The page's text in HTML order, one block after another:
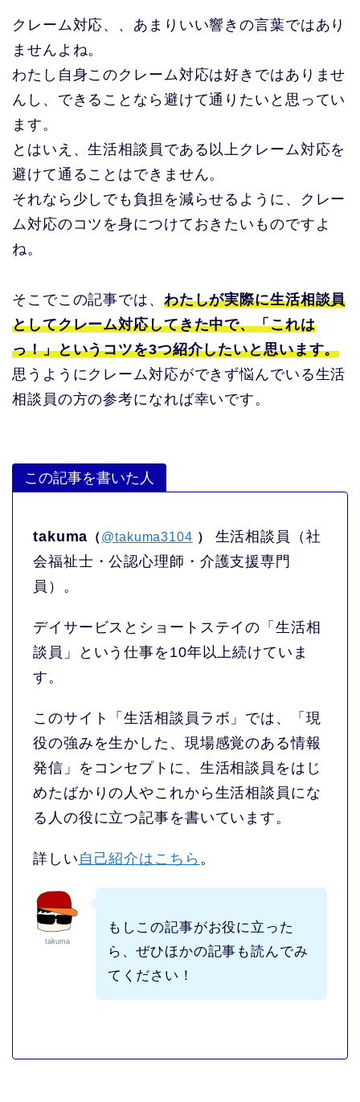
クレーム対応、、あまりいい響きの言葉ではあり
ませんよね。
わたし自身このクレーム対応は好きではありませ
んし、できることなら避けて通りたいと思ってい
ます。
とはいえ、生活相談員である以上クレーム対応を
避けて通ることはできません。
それなら少しでも負担を減らせるように、クレー
ム対応のコツを身につけておきたいものですよ
ね。
そこでこの記事では、 わたしが実際に生活相談員
としてクレーム対応してきた中で、「これは
っ！」というコツを3つ紹介したいと思います。
思うようにクレーム対応ができず悩んでいる生活
相談員の方の参考になれば幸いです。
この記事を書いた人
takuma （@takuma3104 ）
生活相談員（社
会福祉士・公認心理師・介護支援専門
員）。
デイサービスとショートステイの「生活相
談員」という仕事を10年以上続けていま
す。
このサイト「生活相談員ラボ」では、「現
役の強みを生かした、現場感覚のある情報
発信 」をコンセプトに、生活相談員をはじ
めたばかりの人やこれから生活相談員にな
る人の役に立つ記事を書いています。
詳しい 自己紹介はこちら 。
takuma
もしこの記事がお役に立った
ら、ぜひほかの記事も読んでみ
てください！